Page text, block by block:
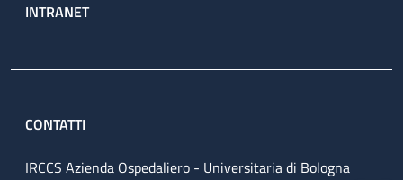
INTRANET
CONTATTI
IRCCS Azienda Ospedaliero - Universitaria di Bologna